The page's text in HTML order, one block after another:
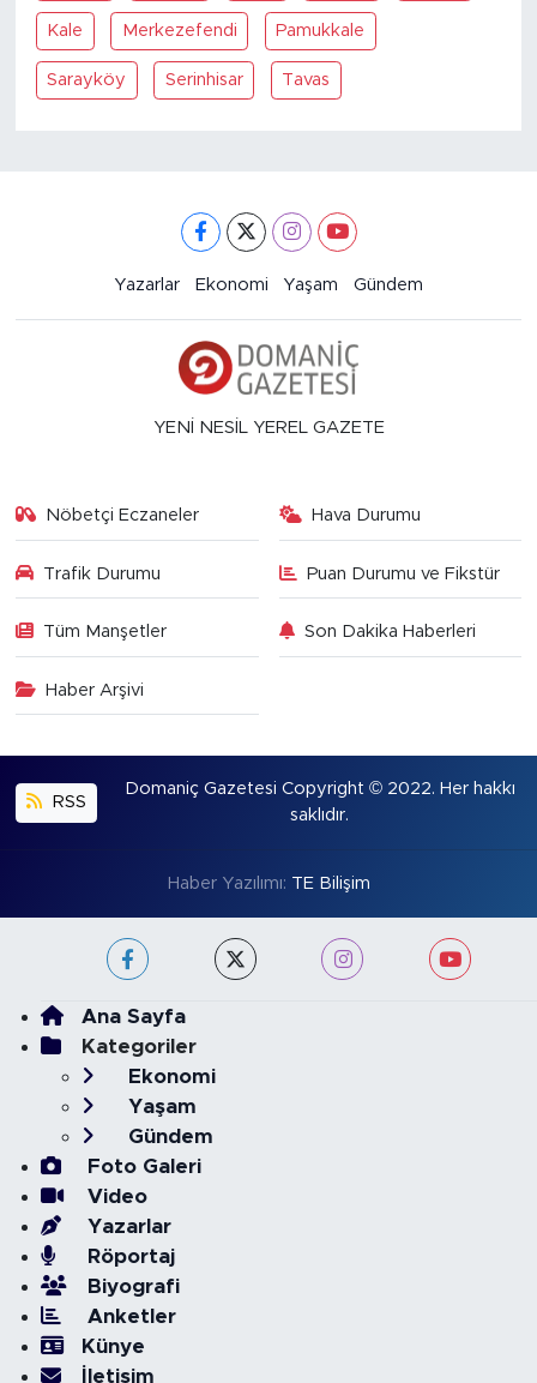
Kale Merkezefendi Pamukkale
Sarayköy Serinhisar Tavas
Yazarlar Ekonomi Yaşam Gündem
YENİ NESİL YEREL GAZETE
Nöbetçi Eczaneler Hava Durumu
Trafik Durumu Puan Durumu ve Fikstür
Tüm Manşetler Son Dakika Haberleri
Haber Arşivi
RSS
Domaniç Gazetesi Copyright © 2022. Her hakkı
saklıdır.
Haber Yazılımı: TE Bilişim
Ana Sayfa
Kategoriler
Ekonomi
Yaşam
Gündem
Foto Galeri
Video
Yazarlar
Röportaj
Biyografi
Anketler
Künye
İletişim